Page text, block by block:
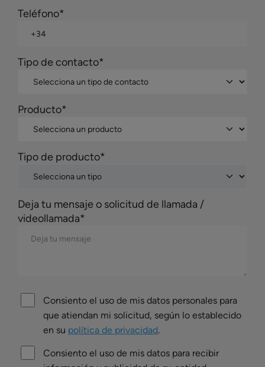
Teléfono*
Tipo de contacto*
Producto*
Tipo de producto*
Deja tu mensaje o solicitud de llamada /
videollamada*
Consiento el uso de mis datos personales para
que atiendan mi solicitud, según lo establecido
en su política de privacidad.
Consiento el uso de mis datos para recibir